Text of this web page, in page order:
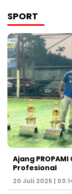
SPORT
Ajang
Profesional
20 Juli 2025 |